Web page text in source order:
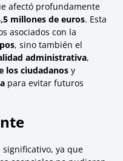
afectó profundamente
millones de euros. Esta
asociados con la
, sino también el
administrativa,
los ciudadanosy
para evitar futuros
ya que